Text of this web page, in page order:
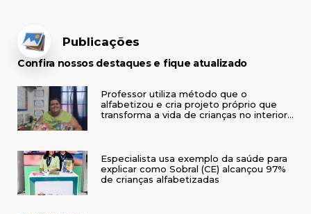
Publicações
Confira nossos destaques e fique atualizado
Professor utiliza método que o
alfabetizou e cria projeto próprio que
transforma a vida de crianças no interior
Especialista usa exemplo da saúde para
explicar como Sobral (CE) alcançou 97%
de crianças alfabetizadas